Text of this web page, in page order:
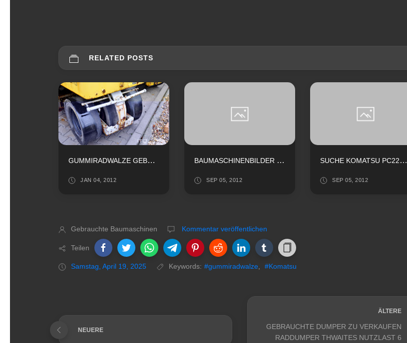
RELATED POSTS
GUMMIRADWALZE GEBRAUCHT KAUFEN
JAN 04, 2012
BAUMASCHINENBILDER KOMATSU RAUPE D61PX
SEP 05, 2012
SUCHE KOMATSU PC228 FÜR EXPORT ZU KAUFEN
SEP 05, 2012
Gebrauchte Baumaschinen Kommentar veröffentlichen
Teilen
Samstag, April 19, 2025 Keywords: #gummiradwalze #Komatsu
NEUERE
ÄLTERE
GEBRAUCHTE DUMPER ZU VERKAUFEN
RADDUMPER THWAITES NUTZLAST 6